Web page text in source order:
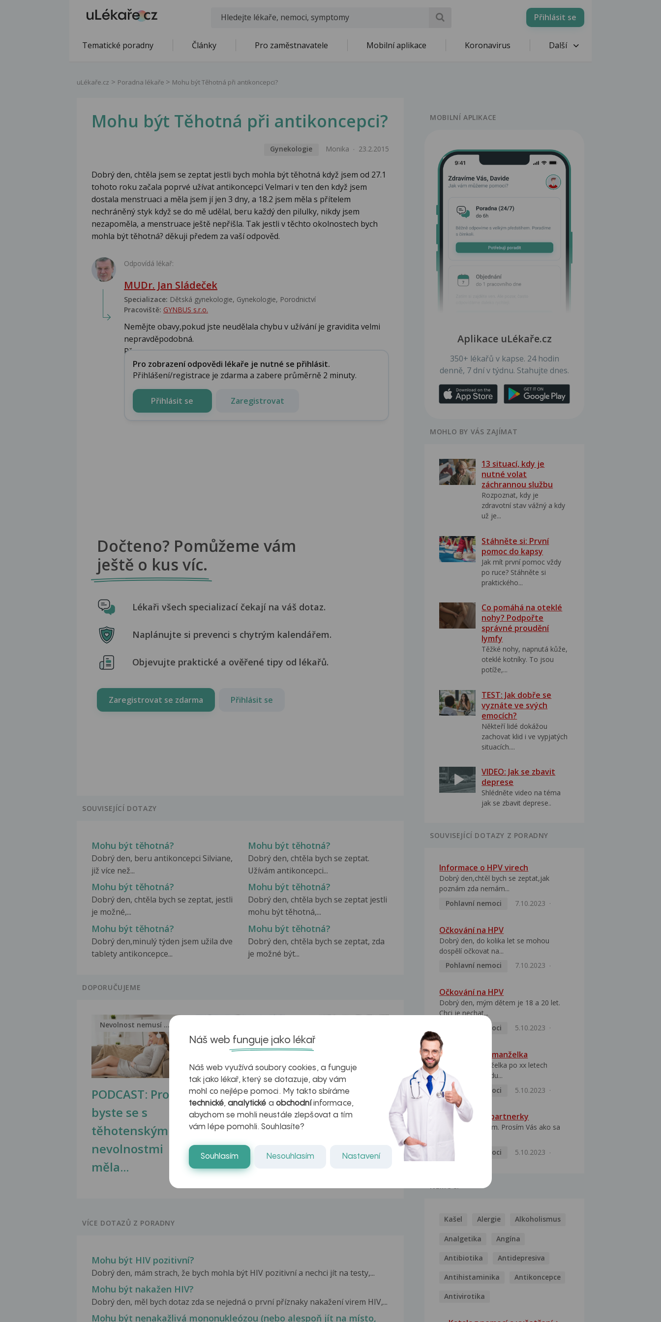
Přihlásit se
Tematické poradny Články Pro zaměstnavatele Mobilní aplikace Koronavirus Další
uLékaře.cz Poradna lékaře Mohu být Těhotná při antikoncepci?
Mohu být Těhotná při antikoncepci?
Gynekologie Monika 23.2.2015
Dobrý den, chtěla jsem se zeptat jestli bych mohla být těhotná když jsem od 27.1
tohoto roku začala poprvé užívat antikoncepci Velmari v ten den když jsem
dostala menstruaci a měla jsem jí jen 3 dny, a 18.2 jsem měla s přítelem
nechráněný styk když se do mě udělal, beru každý den pilulky, nikdy jsem
nezapoměla, a menstruace ještě nepřišla. Tak jestli v těchto okolnostech bych
mohla být těhotná? děkuji předem za vaší odpověd.
Odpovídá lékař:
MUDr. Jan Sládeček
Specializace: Dětská gynekologie, Gynekologie, Porodnictví
Pracoviště: GYNBUS s.r.o.
Nemějte obavy,pokud jste neudělala chybu v užívání je gravidita velmi
nepravděpodobná.
Př...
Pro zobrazení odpovědi lékaře je nutné se přihlásit.
Přihlášení/registrace je zdarma a zabere průměrně 2 minuty.
Přihlásit se Zaregistrovat
Dočteno? Pomůžeme vám
ještě o kus víc.
Lékaři všech specializací čekají na váš dotaz.
Naplánujte si prevenci s chytrým kalendářem.
Objevujte praktické a ověřené tipy od lékařů.
Zaregistrovat se zdarma Přihlásit se
SOUVISEJÍCÍ DOTAZY
Mohu být těhotná?
Dobrý den, beru antikoncepci Silviane,
již více než...
Mohu být těhotná?
Dobrý den, chtěla bych se zeptat.
Užívám antikoncepci...
Mohu být těhotná?
Dobrý den, chtěla bych se zeptat, jestli
je možné,...
Mohu být těhotná?
Dobrý den, chtěla bych se zeptat jestli
mohu být těhotná,...
Mohu být těhotná?
Dobrý den,minulý týden jsem užila dve
tablety antikoncepce...
Mohu být těhotná?
Dobrý den, chtěla bych se zeptat, zda
je možné být...
DOPORUČUJEME
PODCAST: Proč
byste se s
těhotenskými
nevolnostmi
měla...
Nevolnost nemusí být nutnou...
Ztukovatění
jater v datech a
obrazech
Inovativní
léčba
myastenie –
naděje pro ty,
VÍCE DOTAZŮ Z PORADNY
Mohu být HIV pozitivní?
Dobrý den, mám strach, že bych mohla být HIV pozitivní a nechci jít na testy,...
Mohu být nakažen HIV?
Dobrý den, měl bych dotaz zda se nejedná o první příznaky nakažení virem HIV,...
Mohu být nenakažlivá mononukleózou (nebo alespoň jít na místo,
MOBILNÍ APLIKACE
Aplikace uLékaře.cz
350+ lékařů v kapse. 24 hodin
denně, 7 dní v týdnu. Stahujte dnes.
MOHLO BY VÁS ZAJÍMAT
13 situací, kdy je
nutné volat
záchrannou službu
Rozpoznat, kdy je
zdravotní stav vážný a kdy
už je...
Stáhněte si: První
pomoc do kapsy
Jak mít první pomoc vždy
po ruce? Stáhněte si
praktického...
Co pomáhá na oteklé
nohy? Podpořte
správné proudění
lymfy
Těžké nohy, napnutá kůže,
oteklé kotníky. To jsou
potíže,...
TEST: Jak dobře se
vyznáte ve svých
emocích?
Někteří lidé dokážou
zachovat klid i ve vypjatých
situacích....
VIDEO: Jak se zbavit
deprese
Shlédněte video na téma
jak se zbavit deprese..
SOUVISEJÍCÍ DOTAZY Z PORADNY
Informace o HPV virech
Dobrý den,chtěl bych se zeptat,jak
poznám zda nemám...
Pohlavní nemoci
7.10.2023
Očkování na HPV
Dobrý den, do kolika let se mohou
dospělí očkovat na...
Pohlavní nemoci
7.10.2023
Očkování na HPV
Dobrý den, mým dětem je 18 a 20 let.
Chci je nechat...
Pohlavní nemoci
5.10.2023
HPV pozitivní manželka
Dobrý den, manželka po xx letech
přivezla z Východu...
Pohlavní nemoci
5.10.2023
HPV typ 52 u partnerky
Dobrý deň prajem. Prosím Vás ako sa
Pohlavní nemoci
5.10.2023
NEMOCI
Kašel Alergie Alkoholismus
Analgetika Angína
Antibiotika Antidepresiva
Antihistaminika Antikoncepce
Antivirotika
Náš web funguje jako lékař
Náš web využívá soubory cookies, a funguje
tak jako lékař, který se dotazuje, aby vám
mohl co nejlépe pomoci. My takto sbíráme
technické,analytické a obchodníinformace,
abychom se mohli neustále zlepšovat a tím
vám lépe pomohli. Souhlasíte?
Souhlasím Nesouhlasím Nastavení